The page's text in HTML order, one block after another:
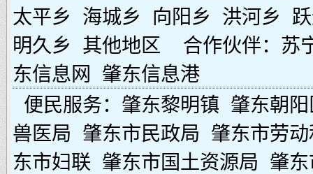
太平乡
海城乡 向阳乡 洪河乡
明久乡
其他地区 合作伙伴： 苏
东信息网
肇东信息港
便民服务： 肇东黎明镇 肇东朝
兽医局 肇东市民政局 肇东市劳
东市妇联 肇东市国土资源局 肇